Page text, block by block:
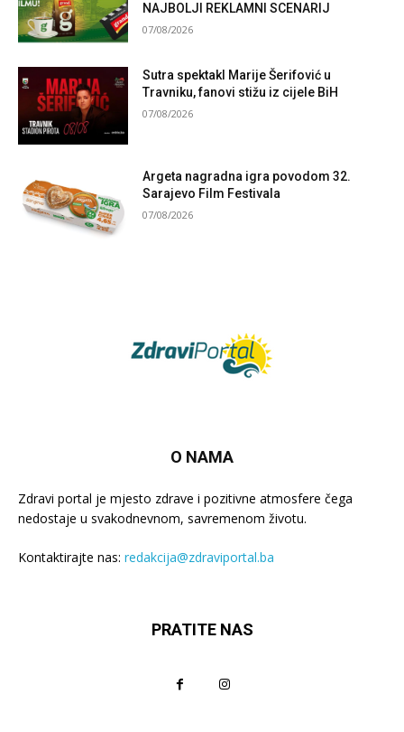
NAJBOLJI REKLAMNI SCENARIJ
07/08/2026
Sutra spektakl Marije Šerifović u
Travniku, fanovi stižu iz cijele BiH
07/08/2026
Argeta nagradna igra povodom 32.
Sarajevo Film Festivala
07/08/2026
O NAMA
Zdravi portal je mjesto zdrave i pozitivne atmosfere čega
nedostaje u svakodnevnom, savremenom životu.
Kontaktirajte nas: redakcija@zdraviportal.ba
PRATITE NAS